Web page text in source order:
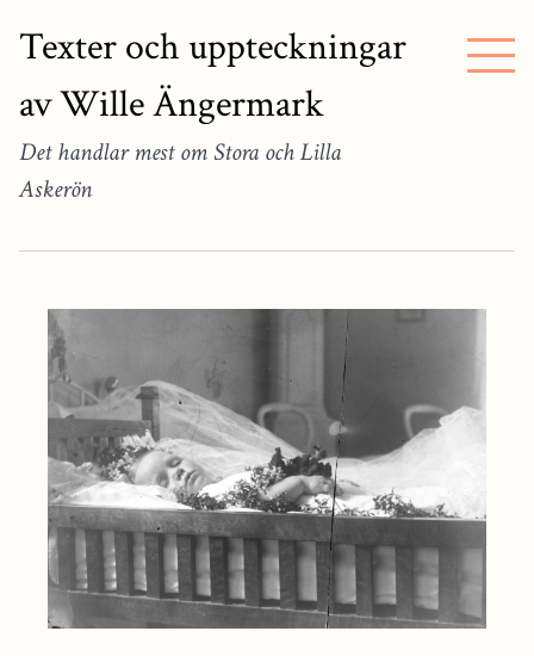
Texter och uppteckningar
av Wille Ängermark
Det handlar mest om Stora och Lilla
Askerön